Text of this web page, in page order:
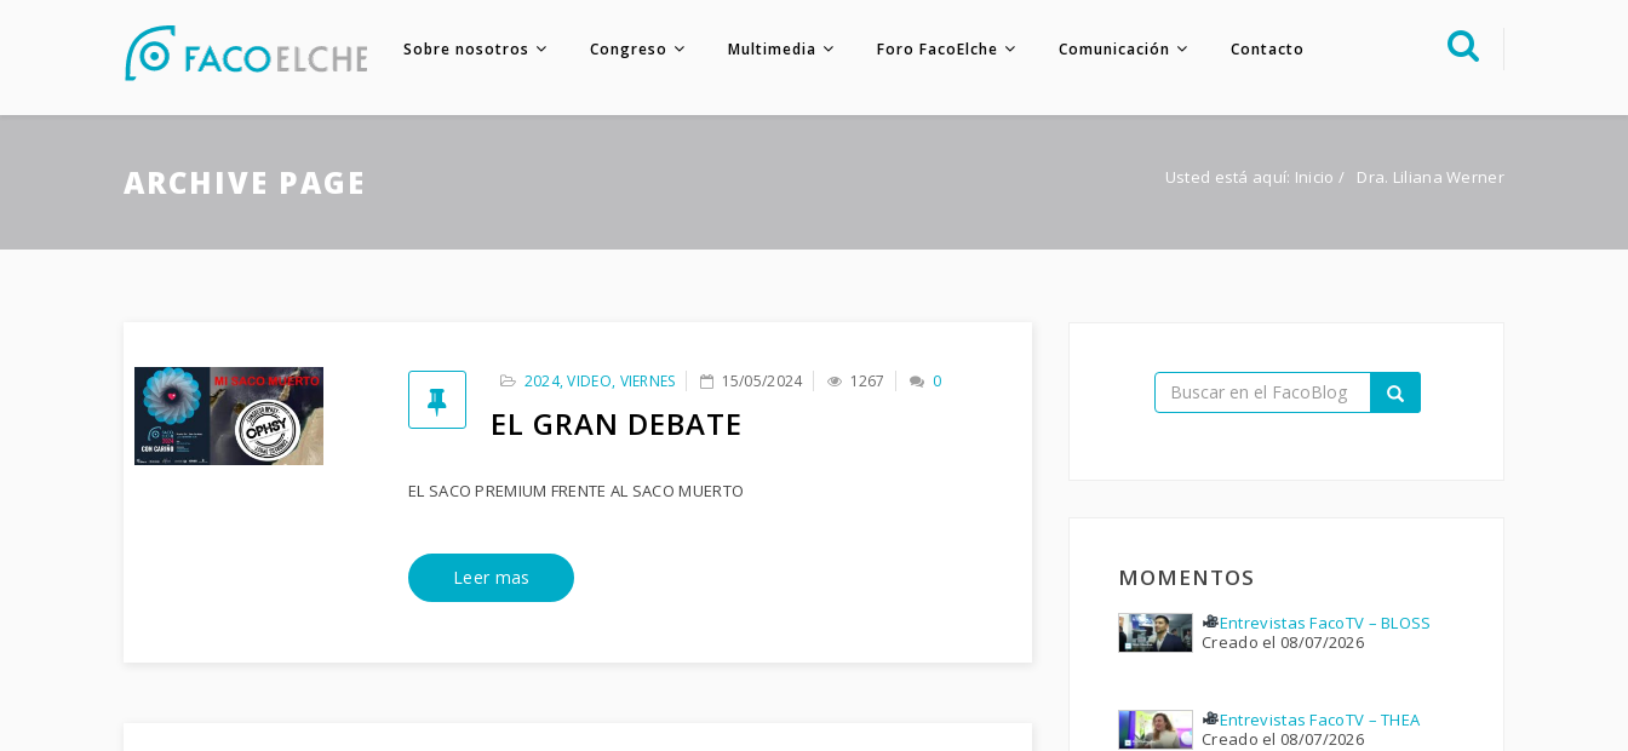
Sobre nosotros Congreso Multimedia Foro FacoElche Comunicación Contacto
Foro FacoElche
ARCHIVE PAGE Usted está aquí: Inicio / Dra. Liliana Werner
2024,VIDEO, VIERNES 15/05/2024 1267 0
EL GRAN DEBATE
EL SACO PREMIUM FRENTE AL SACO MUERTO
Leer mas MOMENTOS
Entrevistas FacoTV – BLOSS
Creado el 08/07/2026
Entrevistas FacoTV – THEA
Creado el 08/07/2026